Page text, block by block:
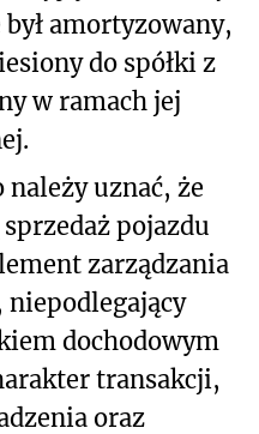
amortyzowany,
do spółki z
w ramach jej
uznać, że
pojazdu
zarządzania
dochodowym
transakcji,
oraz